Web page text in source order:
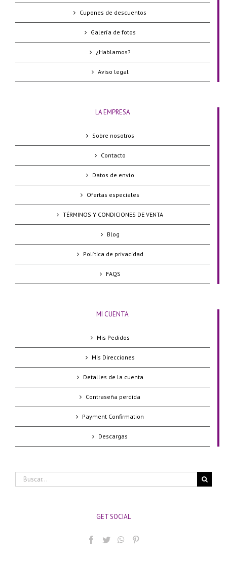
Cupones de descuentos
Galería de fotos
¿Hablamos?
Aviso legal
LA EMPRESA
Sobre nosotros
Contacto
Datos de envío
Ofertas especiales
TÉRMINOS Y CONDICIONES DE VENTA
Blog
Política de privacidad
FAQS
MI CUENTA
Mis Pedidos
Mis Direcciones
Detalles de la cuenta
Contraseña perdida
Payment Confirmation
Descargas
Buscar:
GET SOCIAL